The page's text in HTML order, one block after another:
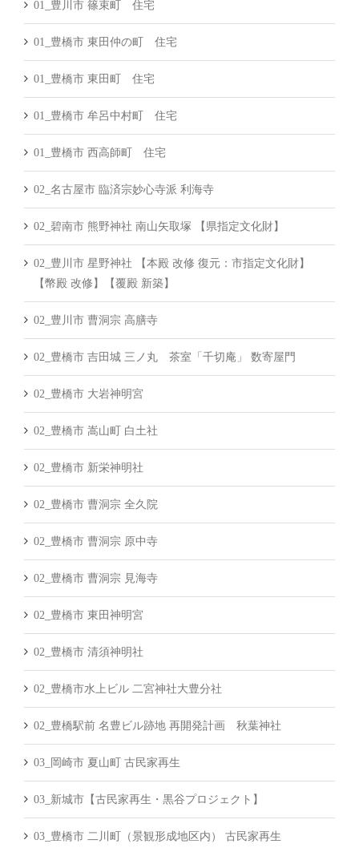
01_豊川市 篠束町 住宅
01_豊橋市 東田仲の町 住宅
01_豊橋市 東田町 住宅
01_豊橋市 牟呂中村町 住宅
01_豊橋市 西高師町 住宅
02_名古屋市 臨済宗妙心寺派 利海寺
02_碧南市 熊野神社 南山矢取塚 【県指定文化財】
02_豊川市 星野神社 【本殿 改修 復元：市指定文化財】
【幣殿 改修】【覆殿 新築】
02_豊川市 曹洞宗 高膳寺
02_豊橋市 吉田城 三ノ丸 茶室「千切庵」 数寄屋門
02_豊橋市 大岩神明宮
02_豊橋市 嵩山町 白土社
02_豊橋市 新栄神明社
02_豊橋市 曹洞宗 全久院
02_豊橋市 曹洞宗 原中寺
02_豊橋市 曹洞宗 見海寺
02_豊橋市 東田神明宮
02_豊橋市 清須神明社
02_豊橋市水上ビル 二宮神社大豊分社
02_豊橋駅前 名豊ビル跡地 再開発計画 秋葉神社
03_岡崎市 夏山町 古民家再生
03_新城市【古民家再生・黒谷プロジェクト】
03_豊橋市 二川町（景観形成地区内） 古民家再生